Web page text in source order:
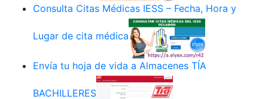
Consulta Citas Médicas IESS – Fecha, Hora y
Lugar de cita médica
Envía tu hoja de vida a Almacenes TÍA
BACHILLERES